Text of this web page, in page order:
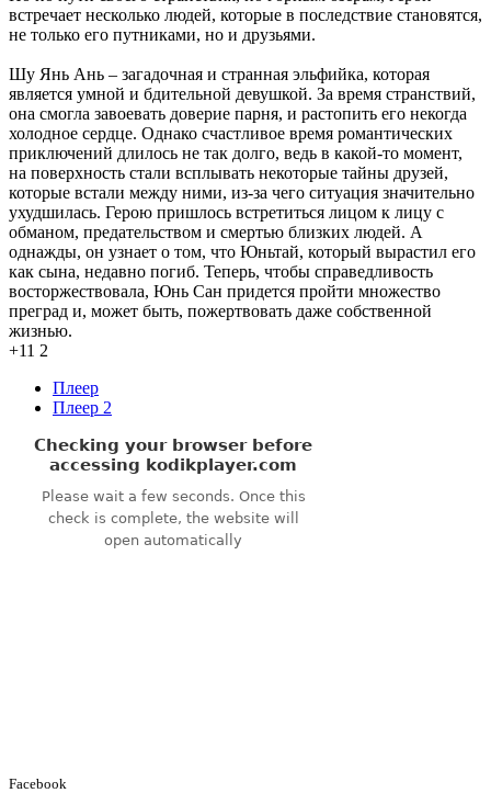
встречает несколько людей, которые в последствие становятся,
не только его путниками, но и друзьями.
Шу Янь Ань – загадочная и странная эльфийка, которая
является умной и бдительной девушкой. За время странствий,
она смогла завоевать доверие парня, и растопить его некогда
холодное сердце. Однако счастливое время романтических
приключений длилось не так долго, ведь в какой-то момент,
на поверхность стали всплывать некоторые тайны друзей,
которые встали между ними, из-за чего ситуация значительно
ухудшилась. Герою пришлось встретиться лицом к лицу с
обманом, предательством и смертью близких людей. А
однажды, он узнает о том, что Юньтай, который вырастил его
как сына, недавно погиб. Теперь, чтобы справедливость
восторжествовала, Юнь Сан придется пройти множество
преград и, может быть, пожертвовать даже собственной
жизнью.
+11 2
Плеер
Плеер 2
Facebook